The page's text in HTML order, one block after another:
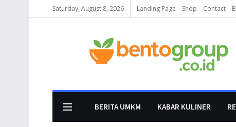
Saturday, August 8, 2026 Landing Page Shop Contact
BERITA UMKM KABAR KULINER